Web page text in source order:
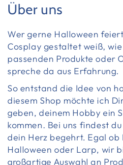
Über uns
Wer gerne Halloween
Cosplay gestaltet weiß,
passenden Produkte oder
spreche da aus Erfahrung.
So entstand die Idee von
diesem Shop möchte ich
geben, deinem Hobby ein
kommen. Bei uns findest
dein Herz begehrt. Egal
Halloween oder Larp, wir
großartige Auswahl an